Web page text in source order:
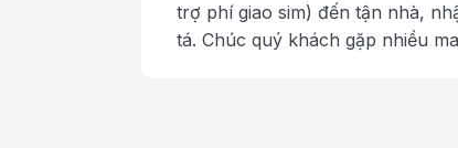
trợ phí giao sim) đến tận nhà,
tá. Chúc quý khách gặp nhiều